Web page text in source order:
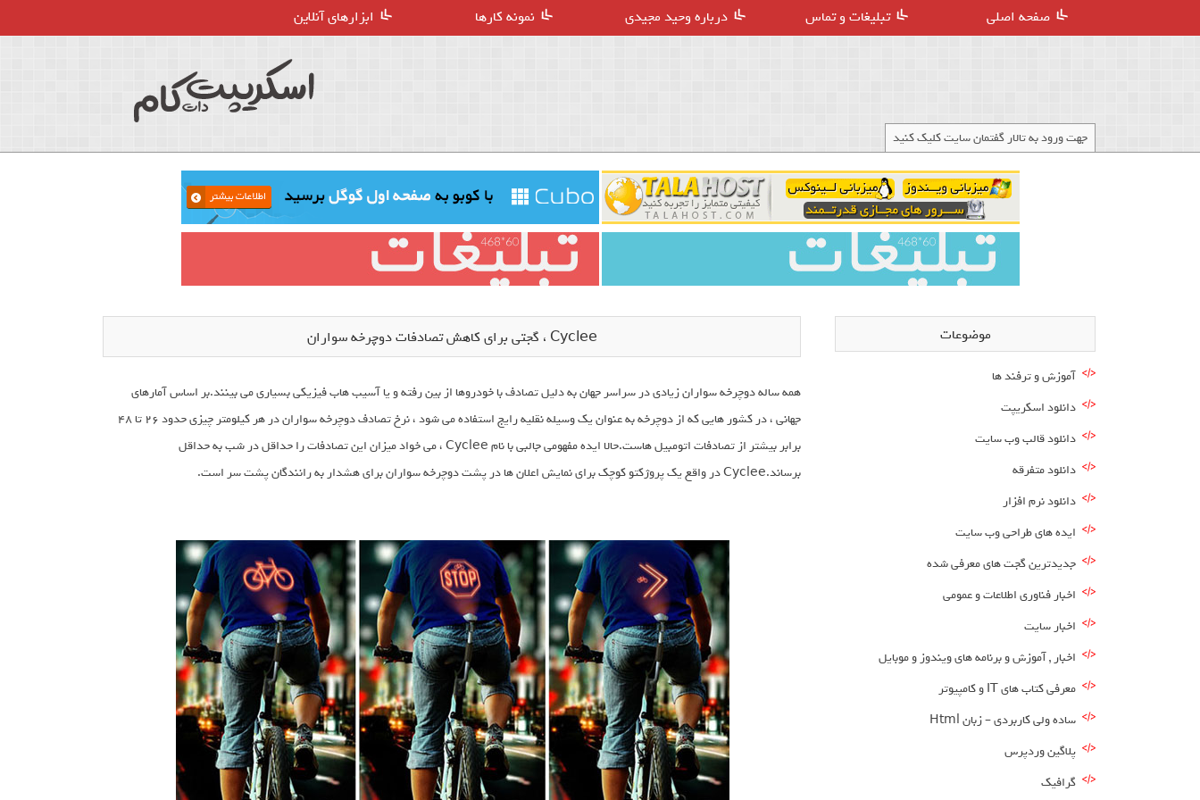
صفحه اصلی تبلیغات و تماس درباره وحید مجیدی نمونه کارها ابزارهای آنلاین
جهت ورود به تالار گفتمان سایت کلیک کنید
Cyclee ، گجتی برای کاهش تصادفات دوچرخه سواران
همه ساله دوچرخه سواران زیادی در سراسر جهان به دلیل تصادف با خودروها از بین رفته و یا آسیب هاب فیزیکی بسیاری می بینند.بر اساس آمارهای
جهانی ، در کشور هایی که از دوچرخه به عنوان یک وسیله نقلیه رایج استفاده می شود ، نرخ تصادف دوچرخه سواران در هر کیلومتر چیزی حدود ۲۶ تا ۴۸
برابر بیشتر از تصادفات اتومبیل هاست.حالا ایده مفهومی جالبی با نام Cyclee ، می خواد میزان این تصادفات را حداقل در شب به حداقل
برساند.Cyclee در واقع یک پروژکتو کوچک برای نمایش اعلان ها در پشت دوچرخه سواران برای هشدار به رانندگان پشت سر است.
موضوعات
آموزش و ترفند ها
دانلود اسکریپت
دانلود قالب وب سایت
دانلود متفرقه
دانلود نرم افزار
ایده های طراحی وب سایت
جدیدترین گجت های معرفی شده
اخبار فناوری اطلاعات و عمومی
اخبار سایت
اخبار , آموزش و برنامه های ویندوز و موبایل
معرفی کتاب های IT و کامپیوتر
ساده ولی کاربردی – زبان Html
پلاگین وردپرس
گرافیک